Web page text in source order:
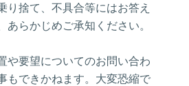
り捨て、不具合等にはお答え
あらかじめご承知ください。
や要望についてのお問い合わ
もできかねます。大変恐縮で